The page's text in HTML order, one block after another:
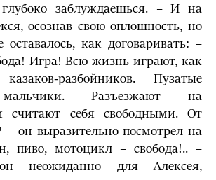
заблуждаешься. – И на
осознав свою оплошность, но
как договаривать: –
Игра! Всю жизнь играют, как
разбойников. Пузатые
Разъезжают на
считают себя свободными. От
– он выразительно посмотрел на
пиво, мотоцикл – свобода!.. –
неожиданно для Алексея,